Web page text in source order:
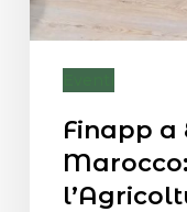
Finapp a